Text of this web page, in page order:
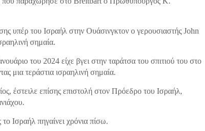
υπέρ του Ισραήλ στην Ουάσινγκτον ο γερουσιαστής John
σημαία.
του 2024 είχε βγει στην ταράτσα του σπιτιού του στο
μια τεράστια ισραηλινή σημαία.
έστειλε επίσης επιστολή στον Πρόεδρο του Ισραήλ,
Ισραήλ πηγαίνει χρόνια πίσω.